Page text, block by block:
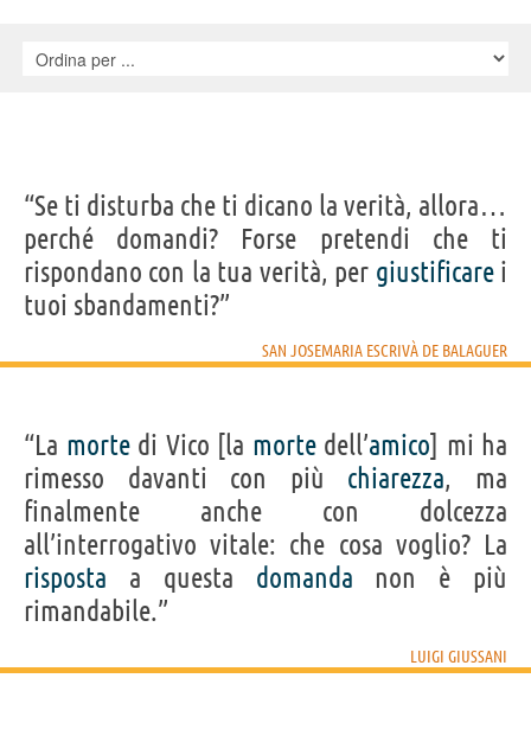
“Se ti disturba che ti dicano la verità, allora…
perché domandi? Forse pretendi che ti
rispondano con la tua verità, per giustificarei
tuoi sbandamenti?”
SAN JOSEMARIA ESCRIVÀ DE BALAGUER
“La mortedi Vico [la mortedell’amico] mi ha
rimesso davanti con più chiarezza, ma
finalmente anche con dolcezza
all’interrogativo vitale: che cosa voglio? La
risposta a questa domanda non è più
rimandabile.”
LUIGI GIUSSANI